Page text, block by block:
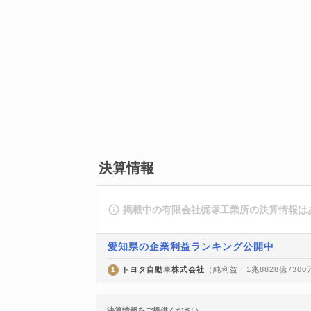
決算情報
掲載中の有限会社梶塚工業所の決算情報は
愛知県の企業利益ランキング公開中
1 トヨタ自動車株式会社 （純利益 : 1兆8828億7300